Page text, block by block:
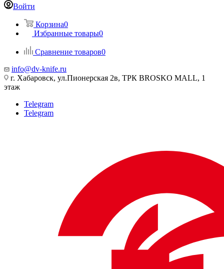
Войти
Корзина0
Избранные товары0
Сравнение товаров0
info@dv-knife.ru
г. Хабаровск, ул.Пионерская 2в, ТРК BROSKO MALL, 1
этаж
Telegram
Telegram